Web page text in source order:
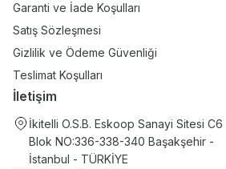
Garanti ve İade Koşulları
Satış Sözleşmesi
Gizlilik ve Ödeme Güvenliği
Teslimat Koşulları
İletişim
İkitelli O.S.B. Eskoop Sanayi Sitesi C6
Blok NO:336-338-340 Başakşehir -
İstanbul - TÜRKİYE